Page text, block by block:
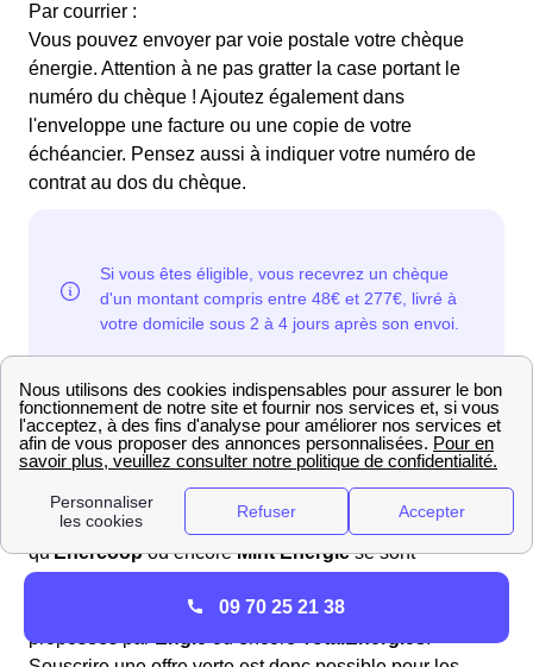
Par courrier :
Vous pouvez envoyer par voie postale votre chèque
énergie. Attention à ne pas gratter la case portant le
numéro du chèque ! Ajoutez également dans
l'enveloppe une facture ou une copie de votre
échéancier. Pensez aussi à indiquer votre numéro de
contrat au dos du chèque.
Quelles sont les offres d'électricité verte à Langres
(52 200)?
On dénombre beaucoup de fournisseurs d'énergie
proposant des offres d'électricité verteà Langres et
dans le Grand Est. Une partie d'entre eux, tels
qu'Enercoopou encoreMint Énergiese sont
spécialisés dans ce domaine, mais les Langonais
peuvent également se tourner vers des offres énergies
proposées par
09 70 25 21 38